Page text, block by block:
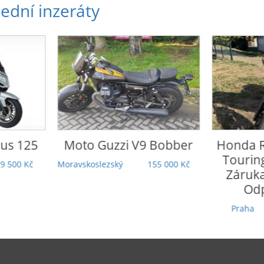
inzeráty
Guzzi V9 Bobber
155 000 Kč
HondaRebel 1100 DCT
Touring | 5 000 km |
Záruka | TOP stav |
279 000 Kč